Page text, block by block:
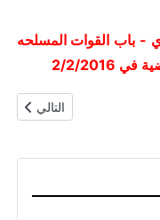
- باب القوات المسلحه
2/2016
سليمان المقال
التالي